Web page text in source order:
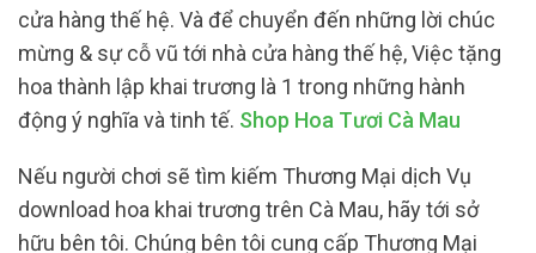
cửa hàng thế hệ. Và để chuyển đến những lời chúc
mừng & sự cỗ vũ tới nhà cửa hàng thế hệ, Việc tặng
hoa thành lập khai trương là 1 trong những hành
động ý nghĩa và tinh tế. Shop Hoa Tươi Cà Mau
Nếu người chơi sẽ tìm kiếm Thương Mại dịch Vụ
download hoa khai trương trên Cà Mau, hãy tới sở
hữu bên tôi. Chúng bên tôi cung cấp Thương Mại